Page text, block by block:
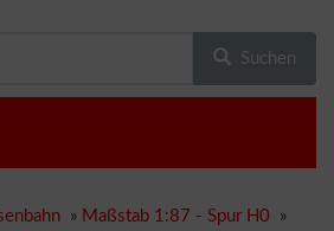
Suchen
» Maßstab 1:87 - Spur H0 »